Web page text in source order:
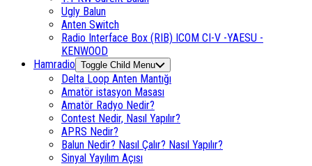
Ugly Balun
Anten Switch
Radio Interface Box (RIB) ICOM CI-V -YAESU -
KENWOOD
Hamradio Toggle Child Menu
Delta Loop Anten Mantığı
Amatör istasyon Masası
Amatör Radyo Nedir?
Contest Nedir, Nasıl Yapılır?
APRS Nedir?
Balun Nedir? Nasıl Çalır? Nasıl Yapılır?
Sinyal Yayılım Açısı